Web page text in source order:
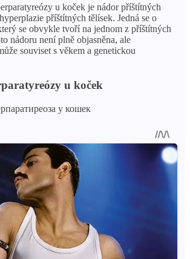
u koček je nádor příštítných
příštítných tělísek. Jedná se o
se obvykle tvoří na jednom z příštítných
nádoru není plně objasněna, ale
souviset s věkem a genetickou
u koček